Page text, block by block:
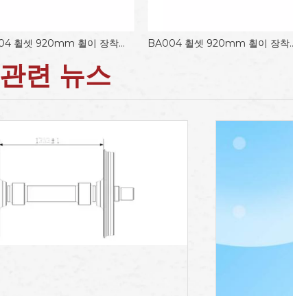
BA004 휠셋 920mm 휠이 장착된 Y25 보기 Lsd1 BA004 휠셋 920mm 휠이 장착된 Y25 보기 Lsd1 기관차 바퀴 축
관련 뉴스